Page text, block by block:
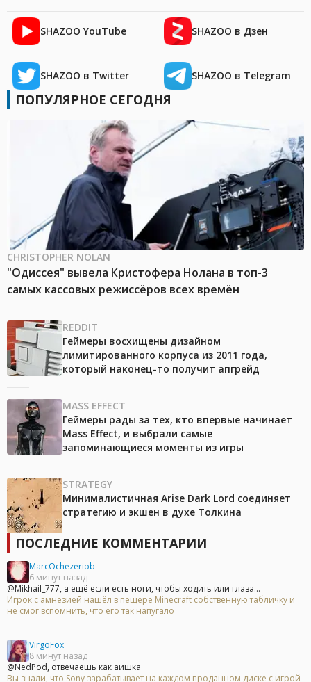
SHAZOO YouTube SHAZOO в Дзен
SHAZOO в Twitter SHAZOO в Telegram
ПОПУЛЯРНОЕ СЕГОДНЯ
CHRISTOPHER NOLAN
"Одиссея" вывела Кристофера Нолана в топ-3
самых кассовых режиссёров всех времён
REDDIT
Геймеры восхищены дизайном
лимитированного корпуса из 2011 года,
который наконец-то получит апгрейд
MASS EFFECT
Геймеры рады за тех, кто впервые начинает
Mass Effect, и выбрали самые
запоминающиеся моменты из игры
STRATEGY
Минималистичная Arise Dark Lord соединяет
стратегию и экшен в духе Толкина
ПОСЛЕДНИЕ КОММЕНТАРИИ
MarcOchezeriob
6 минут назад
@Mikhail_777, а ещё если есть ноги, чтобы ходить или глаза...
Игрок с амнезией нашёл в пещере Minecraft собственную табличку и
не смог вспомнить, что его так напугало
VirgoFox
8 минут назад
@NedPod, отвечаешь как аишка
Вы знали, что Sony зарабатывает на каждом проданном диске с игрой